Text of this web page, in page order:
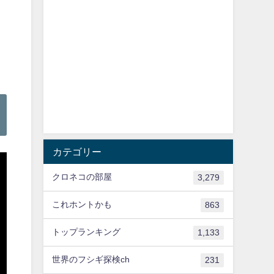
カテゴリー
クロネコの部屋 3,279
これホントかも 863
トップランキング 1,133
世界のフシギ探検ch 231